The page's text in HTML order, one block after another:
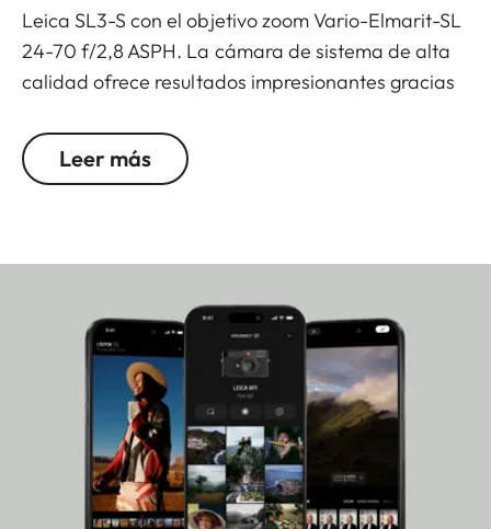
Leica SL3-S con el objetivo zoom Vario-Elmarit-SL
24-70 f/2,8 ASPH. La cámara de sistema de alta
calidad ofrece resultados impresionantes gracias
procesador de alto rendimiento de última
generación y el autoenfoque rápido y preciso para
Open Gate en 6K garantiza la máxima flexibilidad
perfecta para lograr un flujo de trabajo óptimo.
También cabe destacar la gran variedad de
interfaces y la bayoneta Leica L, que la convierten
en la herramienta perfecta para producciones
fotográficas y de vídeo exigentes. En combinación
con el objetivo zoom compacto, podrás disfrutar
de una solución para un amplio espectro de
Leer más